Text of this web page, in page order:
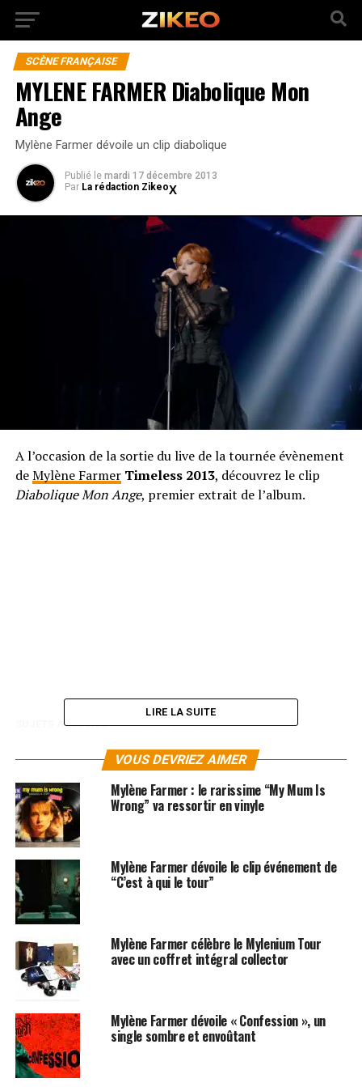
SCÈNE FRANÇAISE
MYLENE FARMER Diabolique Mon
Ange
Mylène Farmer dévoile un clip diabolique
Publié le mardi 17 décembre 2013
Par La rédaction Zikeo
A l’occasion de la sortie du live de la tournée évènement
deMylène Farmer Timeless 2013, découvrez le clip
Diabolique Mon Ange, premier extrait de l’album.
SUJETS ASSOCIÉS: MYLÈNE FARMER
LIRE LA SUITE
VOUS DEVRIEZ AIMER
Mylène Farmer : le rarissime “My Mum Is
Wrong” va ressortir en vinyle
Mylène Farmer dévoile le clip événement de
“C’est à qui le tour”
Mylène Farmer célèbre le Mylenium Tour
avec un coffret intégral collector
Mylène Farmer dévoile « Confession », un
single sombre et envoûtant